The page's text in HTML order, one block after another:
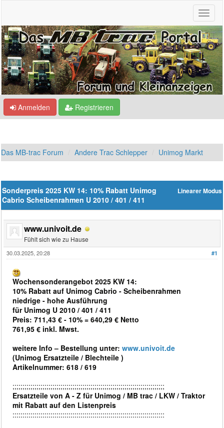
Anmelden Registrieren
Das MB-trac Forum Andere Trac Schlepper Unimog Markt
Linearer Modus
Sonderpreis 2025 KW 14: 10% Rabatt Unimog
Cabrio Scheibenrahmen U 2010 / 401 / 411
www.univoit.de
Fühlt sich wie zu Hause
#1
30.03.2025, 20:28
Wochensonderangebot 2025 KW 14:
10% Rabatt auf Unimog Cabrio - Scheibenrahmen
niedrige - hohe Ausführung
für Unimog U 2010 / 401 / 411
Preis: 711,43 € - 10% = 640,29 € Netto
761,95 € inkl. Mwst.
weitere Info – Bestellung unter:www.univoit.de
(Unimog Ersatzteile / Blechteile )
Artikelnummer: 618 / 619
;;;;;;;;;;;;;;;;;;;;;;;;;;;;;;;;;;;;;;;;;;;;;;;;;;;;;;;;;;;;;;;;;;;;;;;;;;;;
Ersatzteile von A - Z für Unimog / MB trac / LKW / Traktor
mit Rabatt auf den Listenpreis
::::::::::::::::::::::::::::::::::::::::::::::::::::::::::::::::::::::::::::